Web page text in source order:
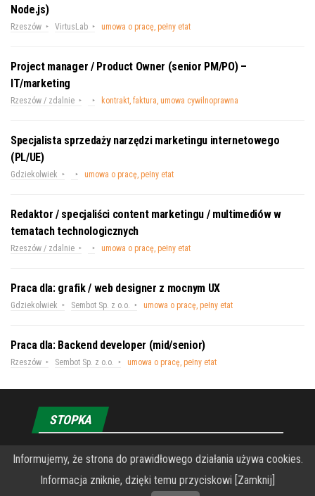
Node.js)
Rzeszów VirtusLab umowa o pracę, pełny etat
Project manager / Product Owner (senior PM/PO) –
IT/marketing
Rzeszów / zdalnie kontrakt, faktura, umowa cywilnoprawna
Specjalista sprzedaży narzędzi marketingu internetowego
(PL/UE)
Gdziekolwiek umowa o pracę, pełny etat
Redaktor / specjaliści content marketingu / multimediów w
tematach technologicznych
Rzeszów / zdalnie umowa o pracę, pełny etat
Praca dla: grafik / web designer z mocnym UX
Gdziekolwiek Sembot Sp. z o.o. umowa o pracę, pełny etat
Praca dla: Backend developer (mid/senior)
Rzeszów Sembot Sp. z o.o. umowa o pracę, pełny etat
STOPKA
O Fundacji PRZEkarpacie
Wykonanie portalu – specjaliści stron www WordPress
Informujemy, że strona do prawidłowego działania używa cookies.
Informacja zniknie, dzięki temu przyciskowi [Zamknij]